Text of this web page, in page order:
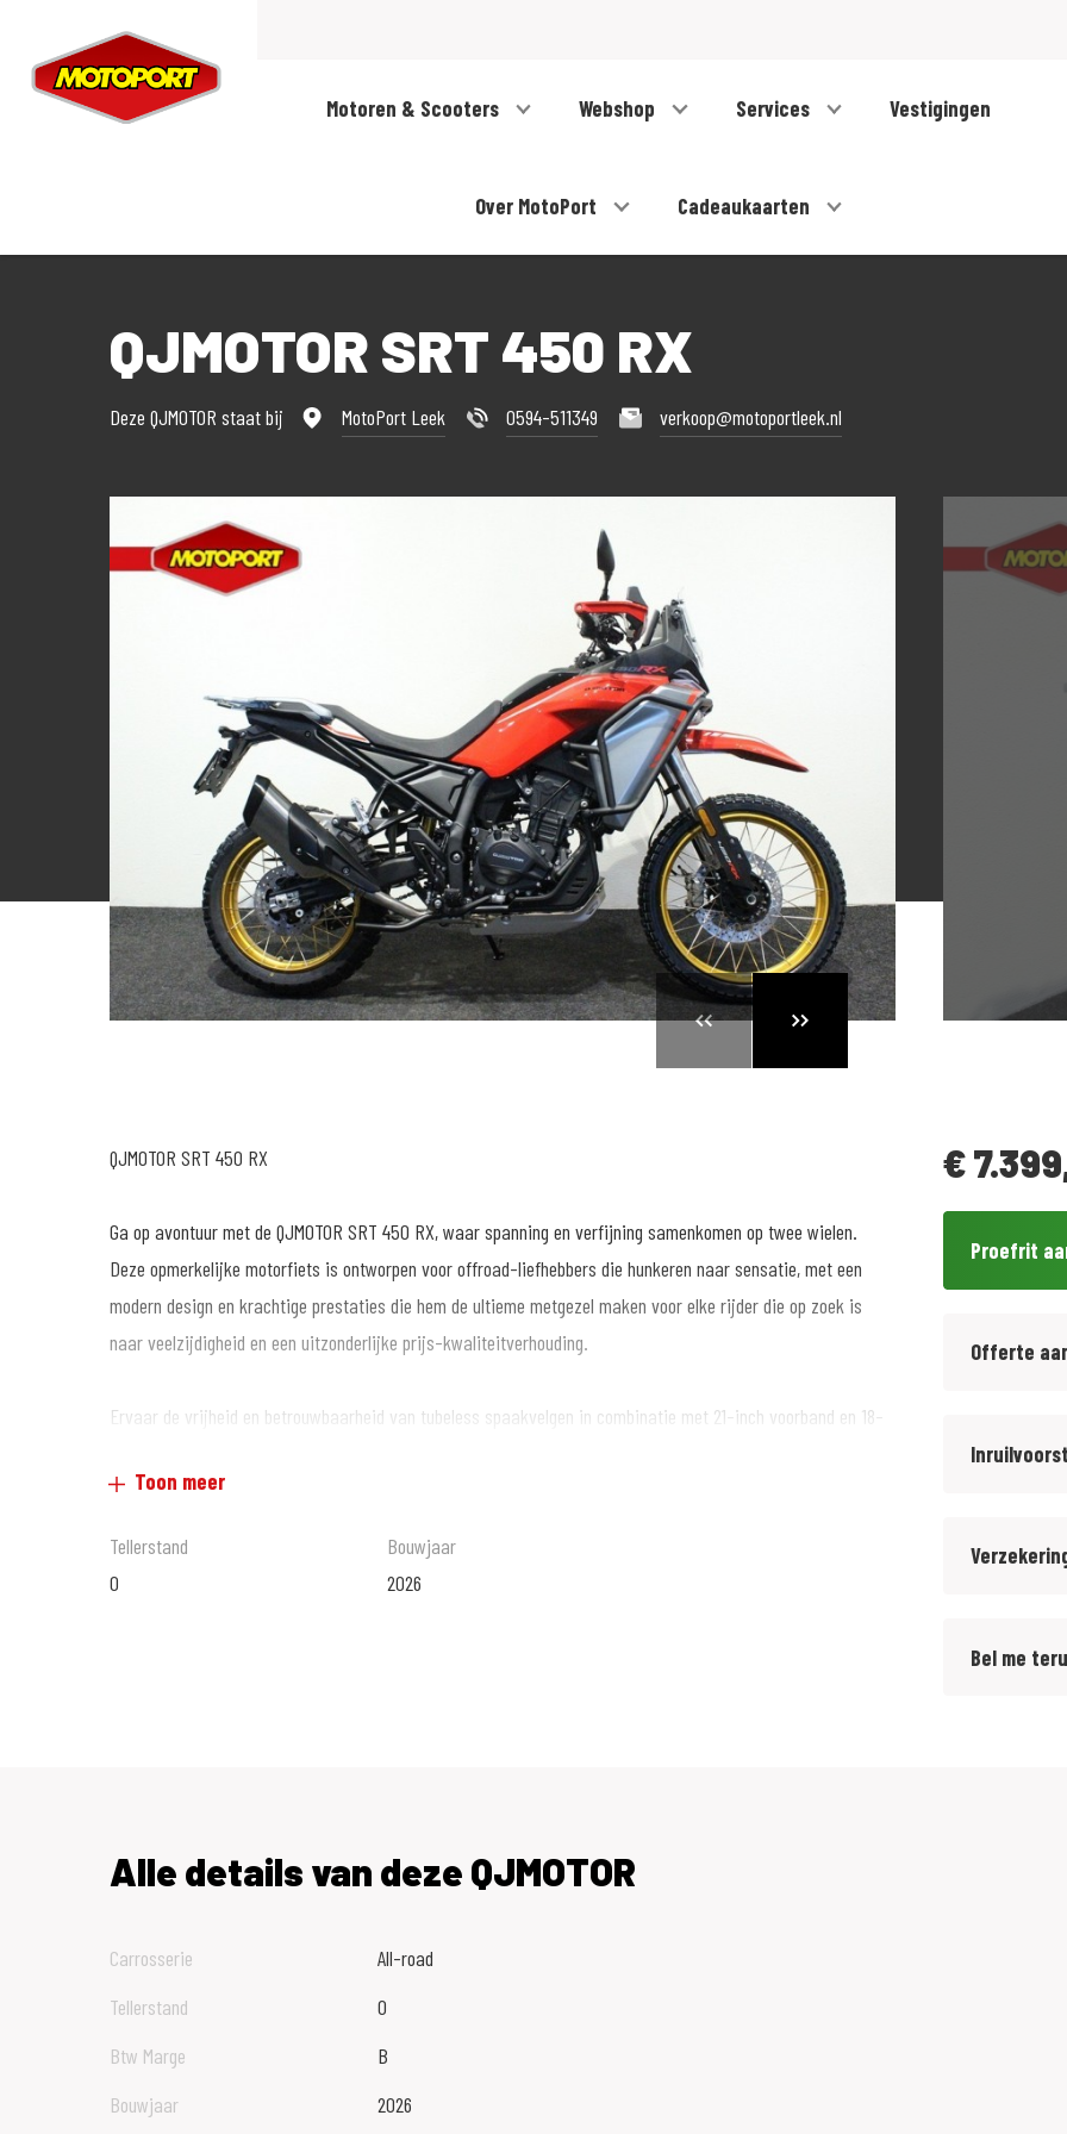
Motoren & Scooters Webshop Services Vestigingen
Over MotoPort Cadeaukaarten
QJMOTOR SRT 450 RX
Deze QJMOTOR staat bij MotoPort Leek 0594-511349 verkoop@motoportleek.nl
QJMOTOR SRT 450 RX
Ga op avontuur met de QJMOTOR SRT 450 RX, waar spanning en verfijning samenkomen op twee wielen.
Deze opmerkelijke motorfiets is ontworpen voor offroad-liefhebbers die hunkeren naar sensatie, met een
modern design en krachtige prestaties die hem de ultieme metgezel maken voor elke rijder die op zoek is
naar veelzijdigheid en een uitzonderlijke prijs-kwaliteitverhouding.
Ervaar de vrijheid en betrouwbaarheid van tubeless spaakvelgen in combinatie met 21-inch voorband en 18-
beheersbare zithoogte van 835 mm met een smalle instap en een royale brandstoftank van 18 liter, kunt u
De SRT 450 RX is voorzien van verwarmde handvatten, een verwarmd zadel, LED-verlichting met extra
Officieel dealer van : Aprilia, Kawasaki, Kymco, Moto-Guzzi, Piaggio, Suzuki, Vespa en QJMotor.
Tevens een grote voorraad goed onderhouden Occasions. Bij ons ga je zeker slagen.
Betaling in termijnen mogelijk (toetsing en registratie BKR te Tiel).
De geadverteerde prijs is de rijklaar prijs inclusief afleveringskosten en onvermijdbare kosten.
Toon meer
Tellerstand
0
Bouwjaar
2026
€
Proefrit
Offerte
Bel me
Alle details van deze QJMOTOR
Carrosserie
All-road
Tellerstand
0
Btw Marge
B
Bouwjaar
2026